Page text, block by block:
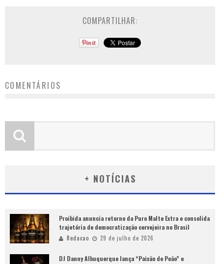
COMPARTILHAR:
COMENTÁRIOS
+ NOTÍCIAS
Proibida anuncia retorno da Puro Malte Extra e consolida
trajetória de democratização cervejeira no Brasil
Redacao 29 de julho de 2026
DJ Danny Albuquerque lança “Paixão de Peão” e